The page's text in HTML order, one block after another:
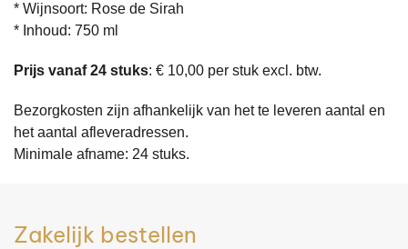
* Wijnsoort: Rose de Sirah
* Inhoud: 750 ml
Prijs vanaf 24 stuks: € 10,00 per stuk excl. btw.
Bezorgkosten zijn afhankelijk van het te leveren aantal en
het aantal afleveradressen.
Minimale afname: 24 stuks.
Zakelijk bestellen